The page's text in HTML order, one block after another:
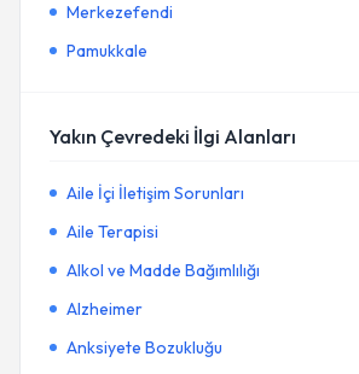
Merkezefendi
Pamukkale
Yakın Çevredeki İlgi Alanları
Aile İçi İletişim Sorunları
Aile Terapisi
Alkol ve Madde Bağımlılığı
Alzheimer
Anksiyete Bozukluğu